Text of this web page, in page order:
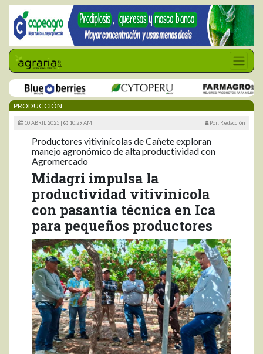
PRODUCCIÓN
10 ABRIL 2025 | 10:29 AM Por: Redacción
Productores vitivinícolas de Cañete exploran
manejo agronómico de alta productividad con
Agromercado
Midagri impulsa la
productividad vitivinícola
con pasantía técnica en Ica
para pequeños productores